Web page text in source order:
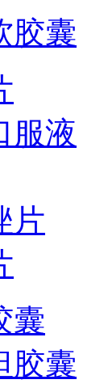
胶囊
服液
片
囊
胶囊